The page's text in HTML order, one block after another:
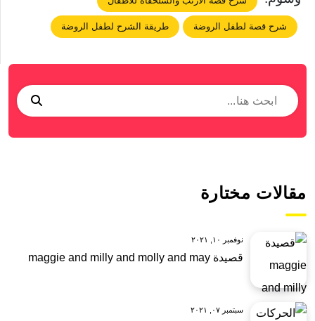
شرح قصة لطفل الروضة طريقة الشرح لطفل الروضة
مقالات مختارة
نوفمبر ١٠, ٢٠٢١
قصيدة maggie and milly and molly and may
سبتمبر ٠٧, ٢٠٢١